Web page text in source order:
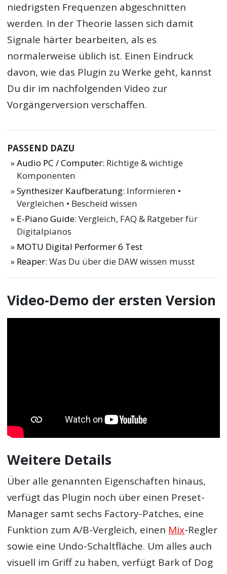
niedrigsten Frequenzen abgeschnitten
werden. In der Theorie lassen sich damit
Signale härter bearbeiten, als es
normalerweise üblich ist. Einen Eindruck
davon, wie das Plugin zu Werke geht, kannst
Du dir im nachfolgenden Video zur
Vorgängerversion verschaffen.
PASSEND DAZU
Audio PC / Computer: Richtige & wichtige
Komponenten
Synthesizer Kaufberatung: Informieren •
Vergleichen • Bescheid wissen
E-Piano Guide: Vergleich, FAQ & Ratgeber für
Digitalpianos
MOTU Digital Performer 6 Test
Reaper: Was Du über die DAW wissen musst
Video-Demo der ersten Version
Weitere Details
Über alle genannten Eigenschaften hinaus,
verfügt das Plugin noch über einen Preset-
Manager samt sechs Factory-Patches, eine
Funktion zum A/B-Vergleich, einen Mix-Regler
sowie eine Undo-Schaltfläche. Um alles auch
visuell im Griff zu haben, verfügt Bark of Dog